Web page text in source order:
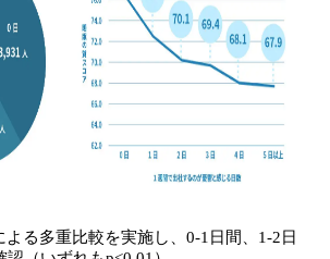
よる多重比較を実施し、0-1日間、1-2日